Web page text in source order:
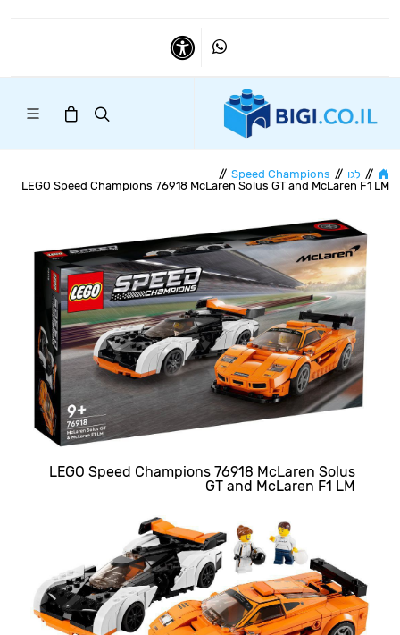
Whatsapp
// לגו //
Speed Champions
//
LEGO Speed Champions 76918 McLaren Solus GT and McLaren F1 LM
LEGO Speed Champions 76918 McLaren Solus
GT and McLaren F1 LM